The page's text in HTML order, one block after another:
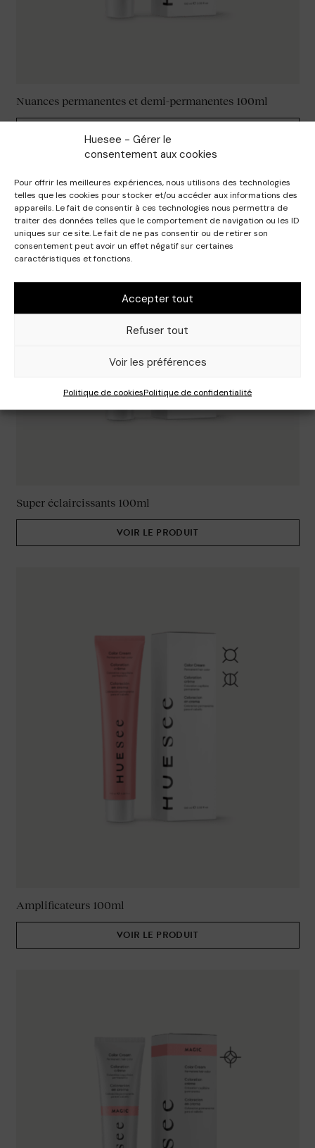
Huesee - Gérer le
consentement aux cookies
Pour offrir les meilleures expériences, nous utilisons des technologies
telles que les cookies pour stocker et/ou accéder aux informations des
appareils. Le fait de consentir à ces technologies nous permettra de
traiter des données telles que le comportement de navigation ou les ID
uniques sur ce site. Le fait de ne pas consentir ou de retirer son
consentement peut avoir un effet négatif sur certaines
caractéristiques et fonctions.
Accepter tout
Refuser tout
Voir les préférences
Politique de cookiesPolitique de confidentialité
Nuances permanentes et demi-permanentes 100ml
Super éclaircissants 100ml
VOIR LE PRODUIT
Amplificateurs 100ml
VOIR LE PRODUIT